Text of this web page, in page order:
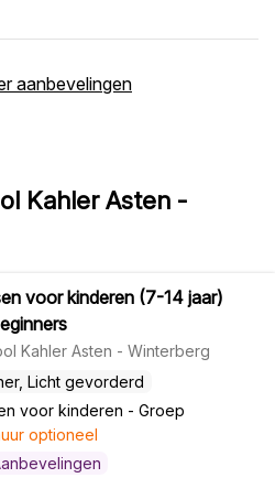
aanbevelingen
Kahler Asten -
voor kinderen (7-14 jaar)
Kahler Asten - Winterberg
Licht gevorderd
voor kinderen - Groep
optioneel